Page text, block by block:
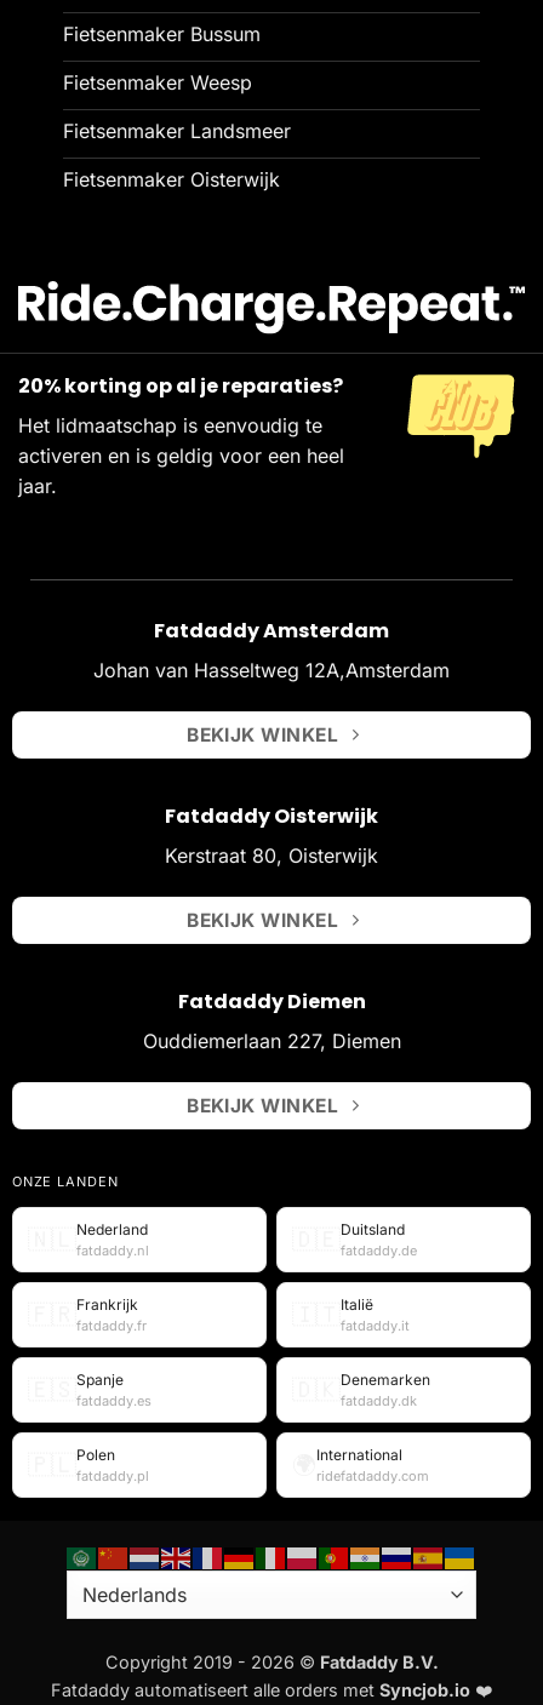
Fietsenmaker Bussum
Fietsenmaker Weesp
Fietsenmaker Landsmeer
Fietsenmaker Oisterwijk
20% korting op al je reparaties?
Het lidmaatschap is eenvoudig te
activeren en is geldig voor een heel
jaar.
Fatdaddy Amsterdam
Johan van Hasseltweg 12A,Amsterdam
BEKIJK WINKEL
Fatdaddy Oisterwijk
Kerstraat 80, Oisterwijk
BEKIJK WINKEL
Fatdaddy Diemen
Ouddiemerlaan 227, Diemen
BEKIJK WINKEL
ONZE LANDEN
Nederland
fatdaddy.nl
Duitsland
fatdaddy.de
Frankrijk
fatdaddy.fr
Italië
fatdaddy.it
Spanje
fatdaddy.es
Denemarken
fatdaddy.dk
Polen
fatdaddy.pl
International
ridefatdaddy.com
Copyright 2019 - 2026 © Fatdaddy B.V.
Fatdaddy automatiseert alle orders met Syncjob.io ❤️